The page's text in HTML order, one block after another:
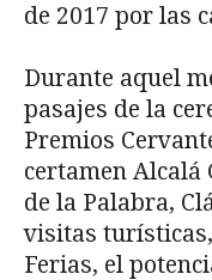
de 2017 por las
Durante aquel
pasajes de la
Premios
certamen Alcalá
de la Palabra,
visitas
Ferias, el